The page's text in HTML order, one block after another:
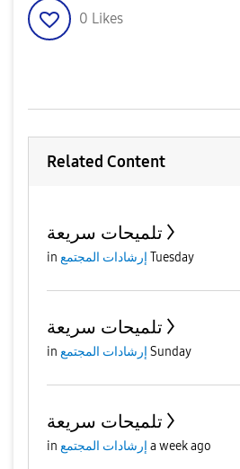
0 Likes
Related Content
تلميحات سريعة
in إرشادات المجتمع Tuesday
تلميحات سريعة
in إرشادات المجتمع Sunday
تلميحات سريعة
in إرشادات المجتمع a week ago